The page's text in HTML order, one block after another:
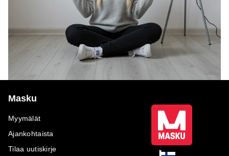
Masku
Myymälät
Ajankohtaista
Tilaa uutiskirje